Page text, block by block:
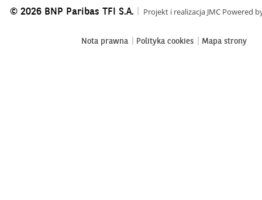
© 2026 BNP Paribas TFI S.A.
Projekt i realizacja JMC Powered
Nota prawna Polityka cookies Mapa strony